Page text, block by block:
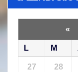
«
L M
27 28